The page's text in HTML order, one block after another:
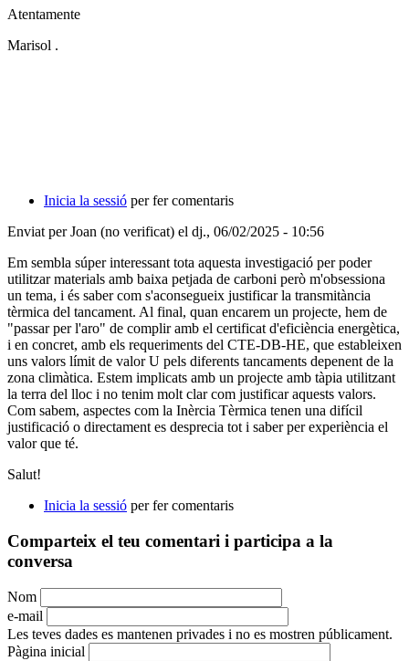
Atentamente
Marisol .
Inicia la sessió per fer comentaris
Enviat perJoan (no verificat) el dj., 06/02/2025 - 10:56
Em sembla súper interessant tota aquesta investigació per poder
utilitzar materials amb baixa petjada de carboni però m'obsessiona
un tema, i és saber com s'aconsegueix justificar la transmitància
tèrmica del tancament. Al final, quan encarem un projecte, hem de
"passar per l'aro" de complir amb el certificat d'eficiència energètica,
i en concret, amb els requeriments del CTE-DB-HE, que estableixen
uns valors límit de valor U pels diferents tancaments depenent de la
zona climàtica. Estem implicats amb un projecte amb tàpia utilitzant
la terra del lloc i no tenim molt clar com justificar aquests valors.
Com sabem, aspectes com la Inèrcia Tèrmica tenen una difícil
justificació o directament es desprecia tot i saber per experiència el
valor que té.
Salut!
Inicia la sessió per fer comentaris
Comparteix el teu comentari i participa a la
conversa
Nom
e-mail
Les teves dades es mantenen privades i no es mostren públicament.
Pàgina inicial